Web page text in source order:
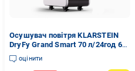
Осушувач повітря KLARSTEIN
DryFy Grand Smart 70 л/24год 60-
90 м² (10045545)
оцінити